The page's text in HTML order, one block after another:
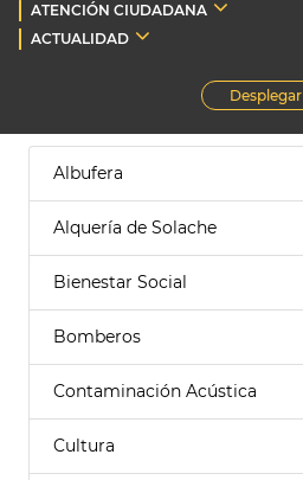
ATENCIÓN CIUDADANA
ACTUALIDAD
Desplegar
Albufera
Alquería de Solache
Bienestar Social
Bomberos
Contaminación Acústica
Cultura